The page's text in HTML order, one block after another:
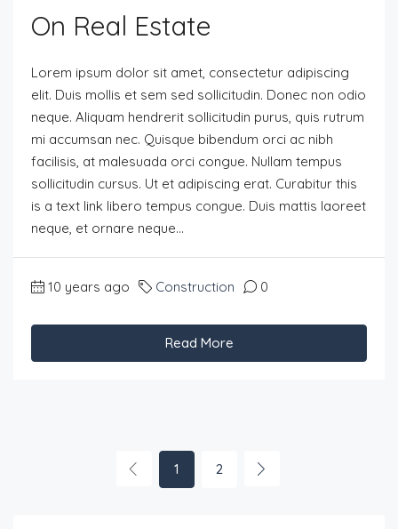
On Real Estate
Lorem ipsum dolor sit amet, consectetur adipiscing
elit. Duis mollis et sem sed sollicitudin. Donec non odio
neque. Aliquam hendrerit sollicitudin purus, quis rutrum
mi accumsan nec. Quisque bibendum orci ac nibh
facilisis, at malesuada orci congue. Nullam tempus
sollicitudin cursus. Ut et adipiscing erat. Curabitur this
is a text link libero tempus congue. Duis mattis laoreet
neque, et ornare neque...
10 years ago Construction 0
Read More
1 2